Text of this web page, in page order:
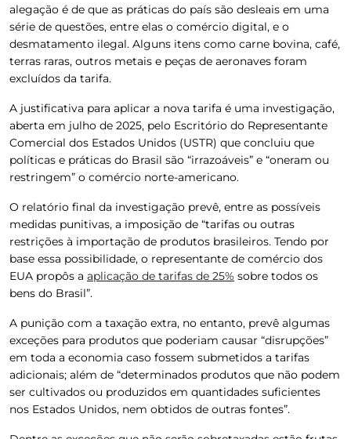
alegação é de que as práticas do país são desleais em uma
série de questões, entre elas o comércio digital, e o
desmatamento ilegal. Alguns itens como carne bovina, café,
terras raras, outros metais e peças de aeronaves foram
excluídos da tarifa.
A justificativa para aplicar a nova tarifa é uma investigação,
aberta em julho de 2025, pelo Escritório do Representante
Comercial dos Estados Unidos (USTR) que concluiu que
políticas e práticas do Brasil são “irrazoáveis” e “oneram ou
restringem” o comércio norte-americano.
O relatório final da investigação prevê, entre as possíveis
medidas punitivas, a imposição de “tarifas ou outras
restrições à importação de produtos brasileiros. Tendo por
base essa possibilidade, o representante de comércio dos
EUA propôs a aplicação de tarifas de 25% sobre todos os
bens do Brasil”.
A punição com a taxação extra, no entanto, prevê algumas
exceções para produtos que poderiam causar “disrupções”
em toda a economia caso fossem submetidos a tarifas
adicionais; além de “determinados produtos que não podem
ser cultivados ou produzidos em quantidades suficientes
nos Estados Unidos, nem obtidos de outras fontes”.